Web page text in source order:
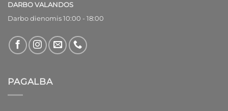
DARBO VALANDOS
Darbo dienomis 10:00 - 18:00
PAGALBA